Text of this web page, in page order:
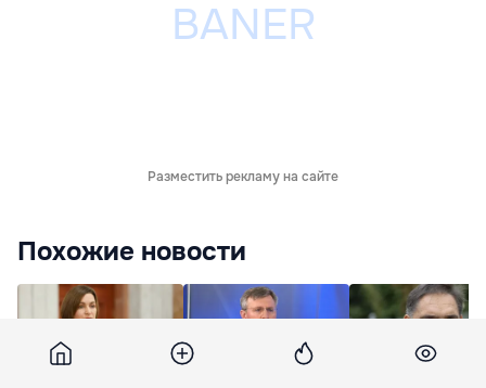
Разместить рекламу на сайте
Похожие новости